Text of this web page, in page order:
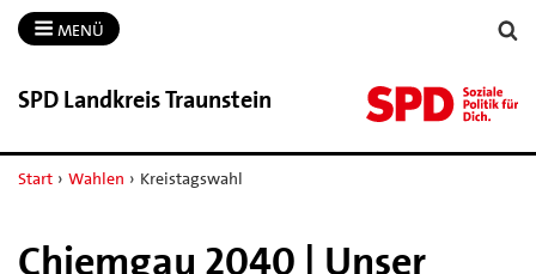
MENÜ
SPD Landkreis Traunstein
Start › Wahlen › Kreistagswahl
Chiemgau 2040 | Unser